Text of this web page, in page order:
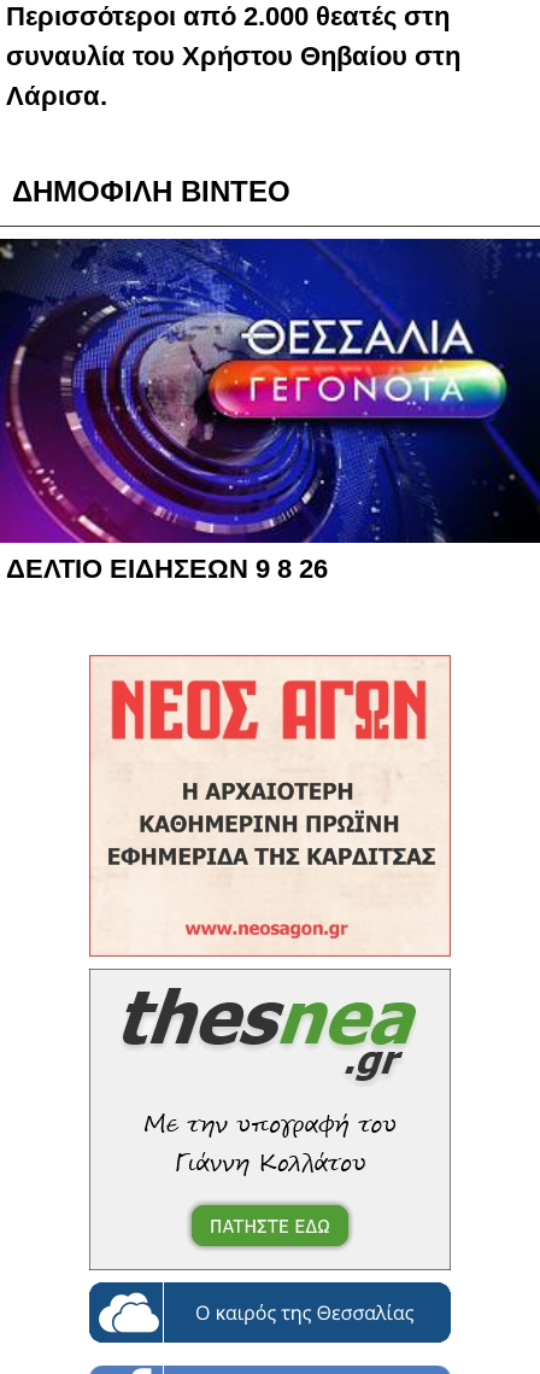
Περισσότεροι από 2.000 θεατές στη
συναυλία του Χρήστου Θηβαίου στη
Λάρισα.
ΔΗΜΟΦΙΛΗ ΒΙΝΤΕΟ
ΔΕΛΤΙΟ ΕΙΔΗΣΕΩΝ 9 8 26